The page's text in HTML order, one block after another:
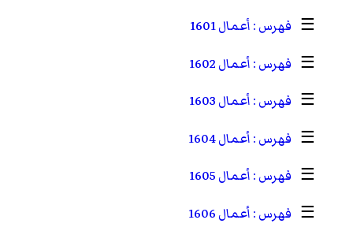
☰
أعمال 1601
☰
أعمال 1602
☰
أعمال 1603
☰
أعمال 1604
☰
أعمال 1605
☰
أعمال 1606